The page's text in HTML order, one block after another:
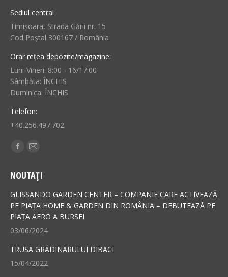
Sediul central
Timișoara, Strada Gării nr. 15
Cod Poștal 300167 / România
Orar rețea depozite/magazine:
Luni-Vineri: 8:00 - 16/17:00
Sâmbăta: ÎNCHIS
Duminica: ÎNCHIS
Telefon:
+40.256.497.702
Find us on:
Facebook
opens
in
new
window
Mail
opens
in
new
window
NOUTAȚI
GLISSANDO GARDEN CENTER – COMPANIE CARE ACTIVEAZĂ
PE PIAȚA HOME & GARDEN DIN ROMÂNIA – DEBUTEAZĂ PE
PIAȚA AERO A BURSEI
03/06/2024
TRUSA GRĂDINARULUI DIBACI
15/04/2022